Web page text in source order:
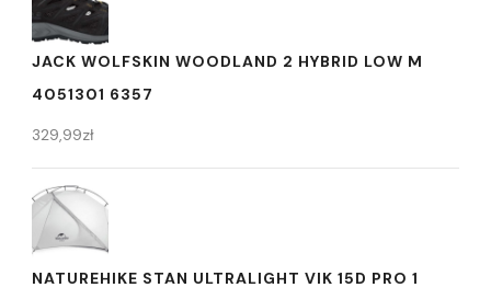
JACK WOLFSKIN WOODLAND 2 HYBRID LOW M
4051301 6357
329,99zł
NATUREHIKE STAN ULTRALIGHT VIK 15D PRO 1